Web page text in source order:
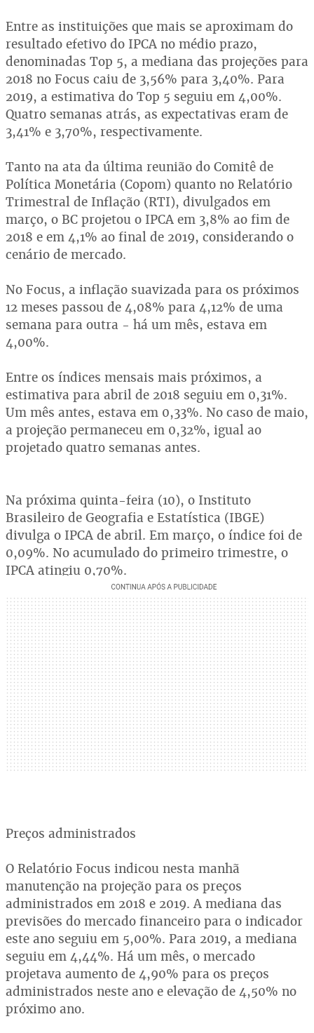
Entre as instituições que mais se aproximam do
resultado efetivo do IPCA no médio prazo,
denominadas Top 5, a mediana das projeções para
2018 no Focus caiu de 3,56% para 3,40%. Para
2019, a estimativa do Top 5 seguiu em 4,00%.
Quatro semanas atrás, as expectativas eram de
3,41% e 3,70%, respectivamente.
Tanto na ata da última reunião do Comitê de
Política Monetária (Copom) quanto no Relatório
Trimestral de Inflação (RTI), divulgados em
março, o BC projetou o IPCA em 3,8% ao fim de
2018 e em 4,1% ao final de 2019, considerando o
cenário de mercado.
No Focus, a inflação suavizada para os próximos
12 meses passou de 4,08% para 4,12% de uma
semana para outra - há um mês, estava em
4,00%.
Entre os índices mensais mais próximos, a
estimativa para abril de 2018 seguiu em 0,31%.
Um mês antes, estava em 0,33%. No caso de maio,
a projeção permaneceu em 0,32%, igual ao
projetado quatro semanas antes.
Na próxima quinta-feira (10), o Instituto
Brasileiro de Geografia e Estatística (IBGE)
divulga o IPCA de abril. Em março, o índice foi de
0,09%. No acumulado do primeiro trimestre, o
IPCA atingiu 0,70%.
Preços administrados
O Relatório Focus indicou nesta manhã
manutenção na projeção para os preços
administrados em 2018 e 2019. A mediana das
previsões do mercado financeiro para o indicador
este ano seguiu em 5,00%. Para 2019, a mediana
seguiu em 4,44%. Há um mês, o mercado
projetava aumento de 4,90% para os preços
administrados neste ano e elevação de 4,50% no
próximo ano.